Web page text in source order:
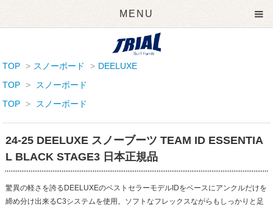
MENU
TOP > スノーボード > DEELUXE
TOP >
スノーボード
TOP > スノーボード
24-25 DEELUXE スノーブーツ TEAM ID ESSENTIA
L BLACK STAGE3 日本正規品
驚異の軽さを誇るDEELUXEのベストセラーモデルIDをベースにアンクルだけを
締め分け出来るC3システムを使用。ソフトなフレックスながらもしっかりと足